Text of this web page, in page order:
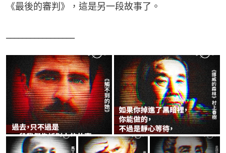
《最後的審判》，這是另一段故事了。